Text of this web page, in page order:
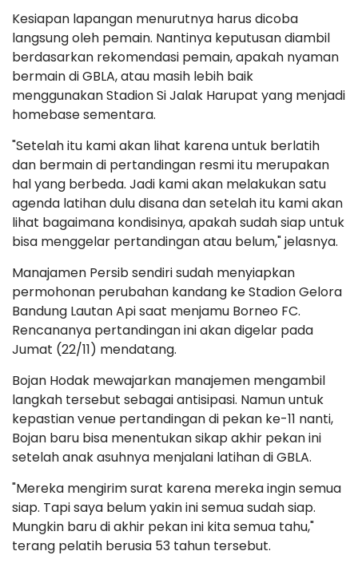
Kesiapan lapangan menurutnya harus dicoba
langsung oleh pemain. Nantinya keputusan diambil
berdasarkan rekomendasi pemain, apakah nyaman
bermain di GBLA, atau masih lebih baik
menggunakan Stadion Si Jalak Harupat yang menjadi
homebase sementara.
"Setelah itu kami akan lihat karena untuk berlatih
dan bermain di pertandingan resmi itu merupakan
hal yang berbeda. Jadi kami akan melakukan satu
agenda latihan dulu disana dan setelah itu kami akan
lihat bagaimana kondisinya, apakah sudah siap untuk
bisa menggelar pertandingan atau belum," jelasnya.
Manajamen Persib sendiri sudah menyiapkan
permohonan perubahan kandang ke Stadion Gelora
Bandung Lautan Api saat menjamu Borneo FC.
Rencananya pertandingan ini akan digelar pada
Jumat (22/11) mendatang.
Bojan Hodak mewajarkan manajemen mengambil
langkah tersebut sebagai antisipasi. Namun untuk
kepastian venue pertandingan di pekan ke-11 nanti,
Bojan baru bisa menentukan sikap akhir pekan ini
setelah anak asuhnya menjalani latihan di GBLA.
"Mereka mengirim surat karena mereka ingin semua
siap. Tapi saya belum yakin ini semua sudah siap.
Mungkin baru di akhir pekan ini kita semua tahu,"
terang pelatih berusia 53 tahun tersebut.